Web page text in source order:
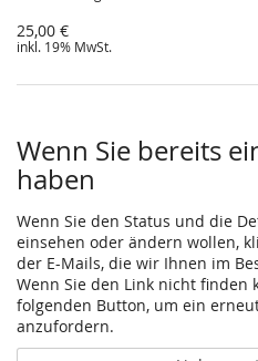
25,00 €
inkl. 19% MwSt.
Wenn Sie bereits
haben
Wenn Sie den Status und die
einsehen oder ändern wollen,
der E-Mails, die wir Ihnen im
Wenn Sie den Link nicht finden
folgenden Button, um ein
anzufordern.